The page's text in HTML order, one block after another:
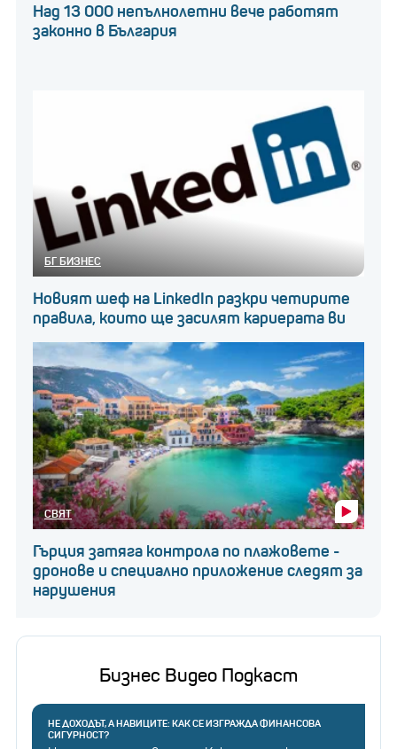
15,99 лв., шопската салата на няколко места е
около 11 лв., а вечерята, която виждаме тук е 116
лв. като включваме и алкохолни напитки като чаша
вино, наливна бира и лимонада, като стази храна
спокойно може да се нахрани и тричленно
семейство с дете.
Над 13 000 непълнолетни вече работят
законно в България
БГ БИЗНЕС
Новият шеф на LinkedIn разкри четирите
правила, които ще засилят кариерата ви
СВЯТ
Гърция затяга контрола по плажовете -
дронове и специално приложение следят за
нарушения
Бизнес Видео Подкаст
НЕ ДОХОДЪТ, А НАВИЦИТЕ: КАК СЕ ИЗГРАЖДА ФИНАНСОВА
СИГУРНОСТ?